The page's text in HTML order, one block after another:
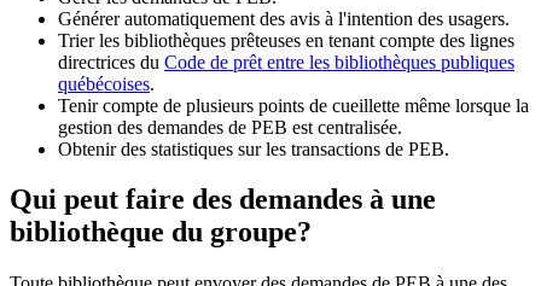
Générer automatiquement des avis à l'intention des usagers.
Trier les bibliothèques prêteuses en tenant compte des lignes
directrices du Code de prêt entre les bibliothèques publiques
québécoises.
Tenir compte de plusieurs points de cueillette même lorsque la
gestion des demandes de PEB est centralisée.
Obtenir des statistiques sur les transactions de PEB.
Qui peut faire des demandes à une
bibliothèque du groupe?